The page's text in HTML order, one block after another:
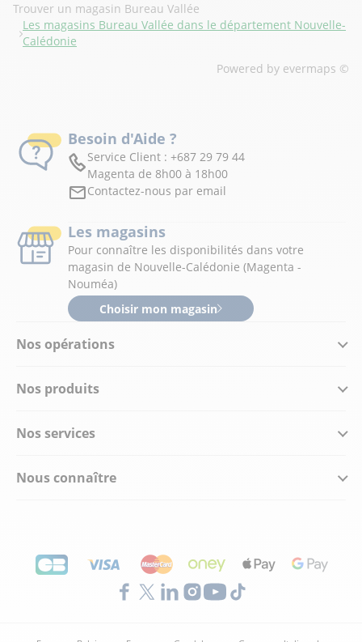
Trouver un magasin Bureau Vallée
Les magasins Bureau Vallée dans le département Nouvelle-
Calédonie
Powered by evermaps ©
Nos opérations
Nos produits
Nos services
Nous connaître
Besoin d'Aide ?
Service Client : +687 29 79 44
Magenta de 8h00 à 18h00
Contactez-nous par email
Les magasins
Pour connaître les disponibilités dans votre
magasin de Nouvelle-Calédonie (Magenta -
Nouméa)
Choisir mon magasin